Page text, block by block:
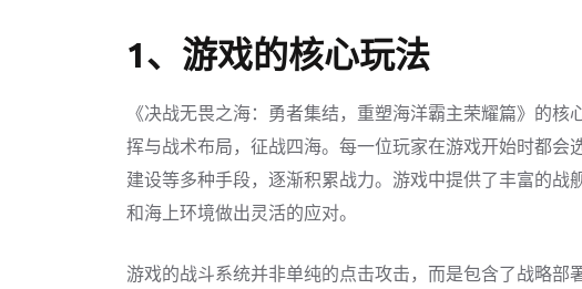
1、游戏的核心玩法
《决战无畏之海：勇者集结，重塑海洋霸主荣耀篇》的
挥与战术布局，征战四海。每一位玩家在游戏开始时都
建设等多种手段，逐渐积累战力。游戏中提供了丰富的
和海上环境做出灵活的应对。
游戏的战斗系统并非单纯的点击攻击，而是包含了战略